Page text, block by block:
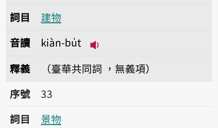
詞目
建物
音讀
kiàn-bu̍t
釋義
（臺華共同詞 ，無義項）
序號33景物
序號
33
詞目
景物